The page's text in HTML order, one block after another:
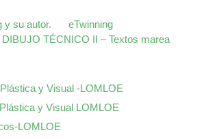
y su autor.
eTwinning
TÉCNICO II – Textos marea
y Visual -LOMLOE
y Visual LOMLOE
LOMLOE